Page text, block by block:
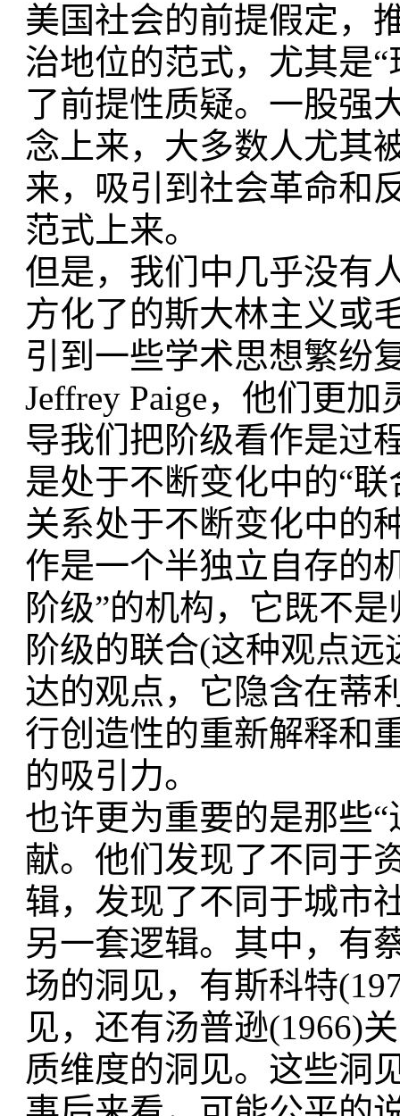
美国社会的前提假定，
治地位的范式，尤其是“
了前提性质疑。 一股强
念上来， 大多数人尤其
来， 吸引到社会革命和
范式上来。
但是，我们中几乎没有
方化了的斯大林主义或
引到一些学术思想繁纷
Jeffrey Paige，他们更
导我们把阶级看作是过
是处于不断变化中的“联
关系处于不断变化中的
作是一个半独立自存的
阶级”的机构， 它既不
阶级的联合(这种观点远
达的观点， 它隐含在蒂
行创造性的重新解释和
的吸引力。
也许更为重要的是那些
献。 他们发现了不同于
辑， 发现了不同于城市
另一套逻辑。 其中，有
场的洞 见，有斯科特
见， 还有汤普逊(1966)
质维度的洞见。这些洞